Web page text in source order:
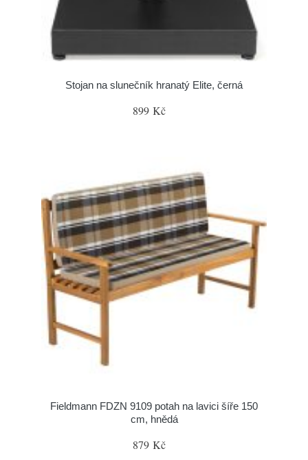
Stojan na slunečník hranatý Elite, černá
899 Kč
Fieldmann FDZN 9109 potah na lavici šíře 150
cm, hnědá
879 Kč